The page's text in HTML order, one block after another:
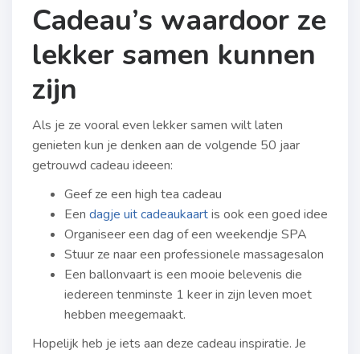
Cadeau’s waardoor ze
lekker samen kunnen
zijn
Als je ze vooral even lekker samen wilt laten
genieten kun je denken aan de volgende 50 jaar
getrouwd cadeau ideeen:
Geef ze een high tea cadeau
Een dagje uit cadeaukaartis ook een goed idee
Organiseer een dag of een weekendje SPA
Stuur ze naar een professionele massagesalon
Een ballonvaart is een mooie belevenis die
iedereen tenminste 1 keer in zijn leven moet
hebben meegemaakt.
Hopelijk heb je iets aan deze cadeau inspiratie. Je